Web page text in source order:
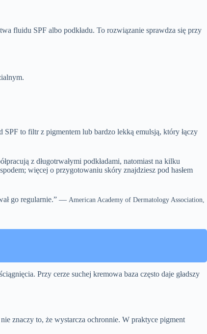
fluidu SPF albo podkładu. To rozwiązanie sprawdza się przy
to filtr z pigmentem lub bardzo lekką emulsją, który łączy
z długotrwałymi podkładami, natomiast na kilku
więcej o przygotowaniu skóry znajdziesz pod hasłem
go regularnie.” — American Academy of Dermatology Association,
Przy cerze suchej kremowa baza często daje gładszy
znaczy to, że wystarcza ochronnie. W praktyce pigment